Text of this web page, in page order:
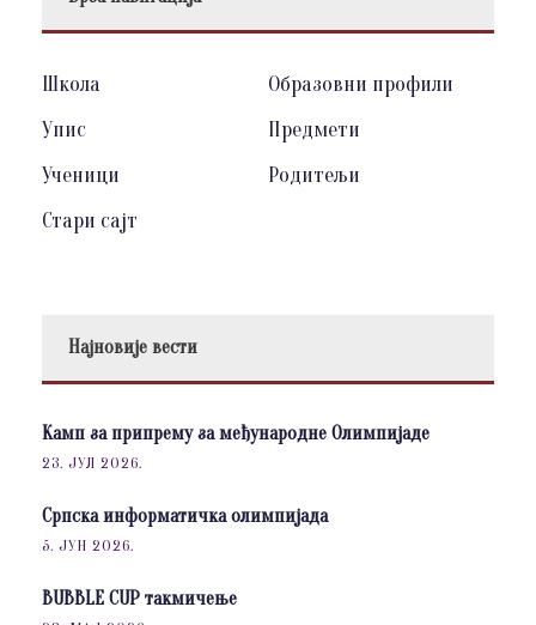
Школа
Образовни профили
Упис
Предмети
Ученици
Родитељи
Стари сајт
Најновије вести
Камп за припрему за међународне Олимпијаде
23. ЈУЛ 2026.
Српска информатичка олимпијада
5. ЈУН 2026.
BUBBLE CUP такмичење